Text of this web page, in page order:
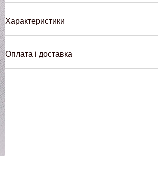
Характеристики
Оплата і доставка